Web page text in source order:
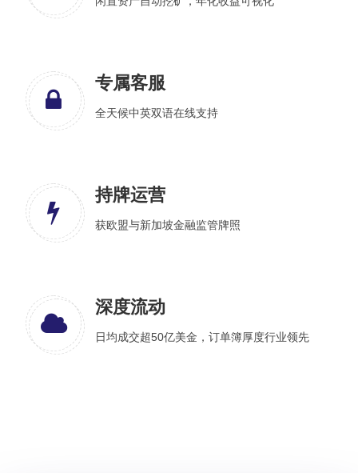
专属客服
全天候中英双语在线支持
持牌运营
获欧盟与新加坡金融监管牌照
深度流动
日均成交超50亿美金，订单簿厚度行业领先